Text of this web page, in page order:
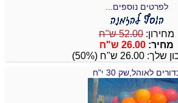
לפרטים נוספים...
מחירון: 52.00 ש"ח
מחיר: 26.00 ש"ח
26.00 ש"ח (50%)
לאוהל,שק 30 י"ח